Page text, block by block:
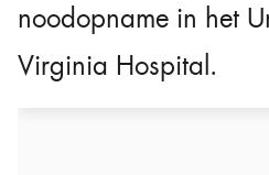
noodopname in het
Virginia Hospital.